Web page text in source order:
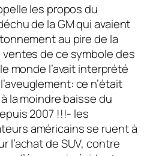
les propos du
de la GM qui avaient
au pire de la
de ce symbole des
monde l’avait interprété
ce n’était
la moindre baisse du
2007 !!!- les
américains se ruent à
l’achat de SUV, contre